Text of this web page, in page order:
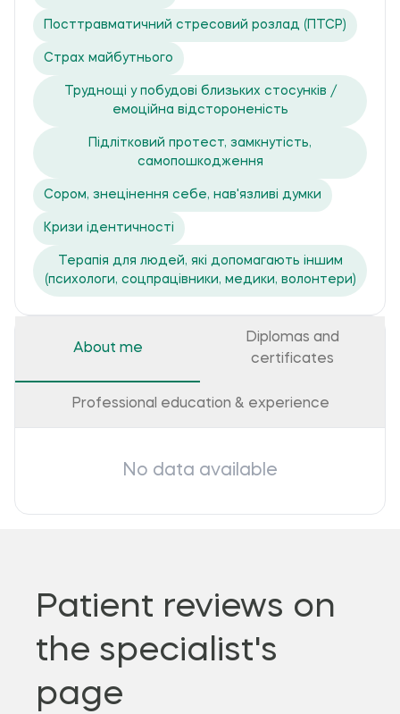
Посттравматичний стресовий розлад (ПТСР)
Страх майбутнього
Труднощі у побудові близьких стосунків /
емоційна відстороненість
Підлітковий протест, замкнутість,
самопошкодження
Сором, знецінення себе, нав'язливі думки
Кризи ідентичності
Терапія для людей, які допомагають іншим
(психологи, соцпрацівники, медики, волонтери)
About me
Diplomas and
certificates
Professional education & experience
No data available
Patient reviews on
the specialist's
page